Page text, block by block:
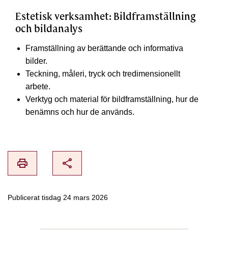
Estetisk verksamhet: Bildframställning
och bildanalys
Framställning av berättande och informativa
bilder.
Teckning, måleri, tryck och tredimensionellt
arbete.
Verktyg och material för bildframställning, hur de
benämns och hur de används.
print share
Publicerat tisdag 24 mars 2026